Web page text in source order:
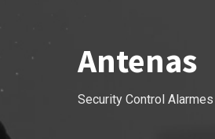
Antenas
Security Control Alarmes